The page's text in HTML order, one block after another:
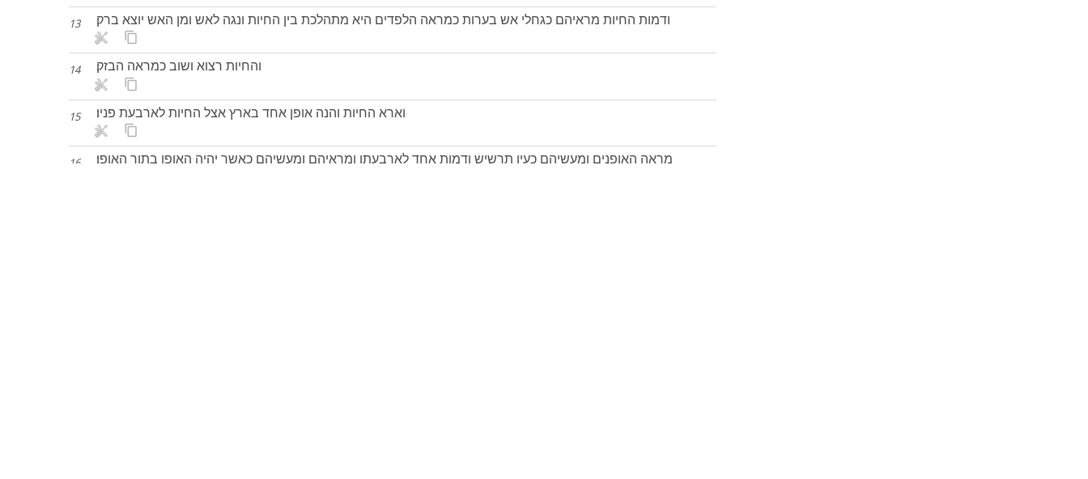
13 ודמות החיות מראיהם כגחלי אש בערות כמראה הלפדים היא מתהלכת בין החיות ונגה לאש ומן האש יוצא ברק׃
14 והחיות רצוא ושוב כמראה הבזק׃
15 וארא החיות והנה אופן אחד בארץ אצל החיות לארבעת פניו׃
16 מראה האופנים ומעשיהם כעין תרשיש ודמות אחד לארבעתן ומראיהם ומעשיהם כאשר יהיה האופן בתוך האופן׃